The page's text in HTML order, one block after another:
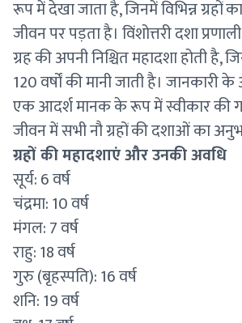
रूप में देखा जाता है, जिनमें विभिन्न ग्रहों
जीवन पर पड़ता है। विंशोत्तरी दशा
ग्रह की अपनी निश्चित महादशा होती
120 वर्षों की मानी जाती है।
एक आदर्श मानक के रूप में स्वीकार की
जीवन में सभी नौ ग्रहों की दशाओं का
ग्रहों की महादशाएं और उनकी अवधि
सूर्य: 6 वर्ष
चंद्रमा: 10 वर्ष
मंगल: 7 वर्ष
राहु: 18 वर्ष
गुरु (बृहस्पति): 16 वर्ष
शनि: 19 वर्ष